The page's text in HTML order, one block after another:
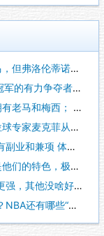
洛伦蒂诺尚未批准
有力争夺者？组织
和梅西； 体力充
克菲从维拉转投
和兼项 体育唯
特色，极其强调对
，其他没啥好辟谣
还有哪些“贴脸